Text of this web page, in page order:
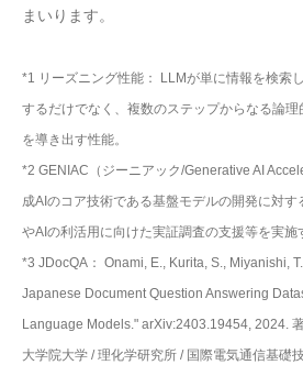
まいります。
*1 リーズニング性能： LLMが単に情報を検索
するだけでなく、複数のステップからなる論
を導き出す性能。
*2 GENIAC（ジーニアック/Generative AI
成AIのコア技術である基盤モデルの開発に対す
やAIの利活用に向けた実証調査の支援等を実施
*3 JDocQA： Onami, E., Kurita, S., Miyanishi,
Japanese Document Question Answering
Language Models." arXiv:2403.19454, 2024.
大学院大学 / 理化学研究所 / 国際電気通信基礎